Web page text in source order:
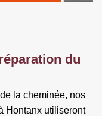
du
la cheminée, nos
Hontanx utiliseront